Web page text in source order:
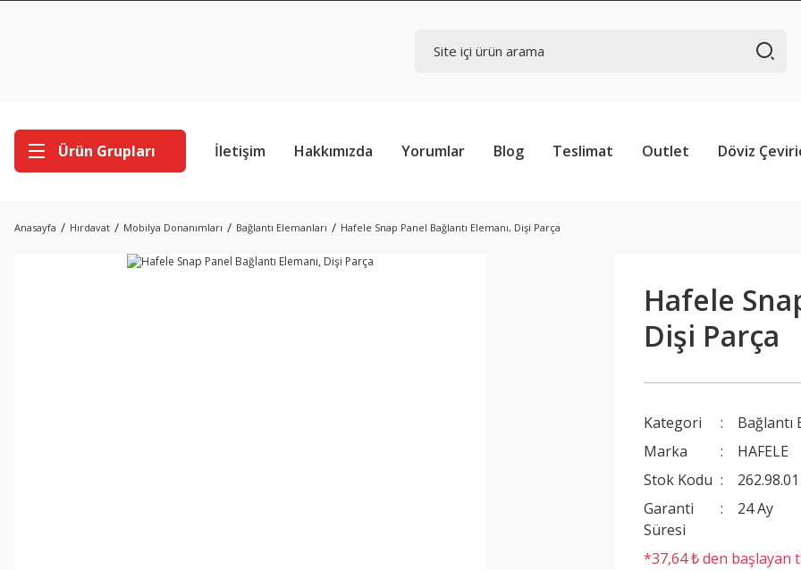
Ürün Grupları İletişim Hakkımızda Yorumlar Blog Teslimat Outlet Döviz
Anasayfa Hırdavat Mobilya Donanımları Bağlantı Elemanları Hafele Snap Panel Bağlantı Elemanı, Dişi Parça
Hafele
Dişi Parça
Kategori
Bağlantı
Marka
HAFELE
Stok Kodu
Garanti
Süresi
24 Ay
*37,64 ₺ den başlayan